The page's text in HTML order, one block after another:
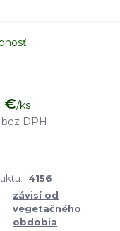
€/ks
bez DPH
4156
závisí od
vegetačného
obdobia